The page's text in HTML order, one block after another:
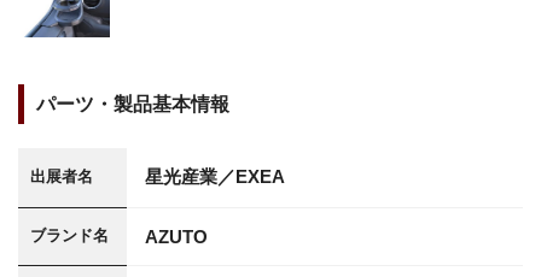
パーツ・製品基本情報
出展者名 星光産業／EXEA
ブランド名 AZUTO